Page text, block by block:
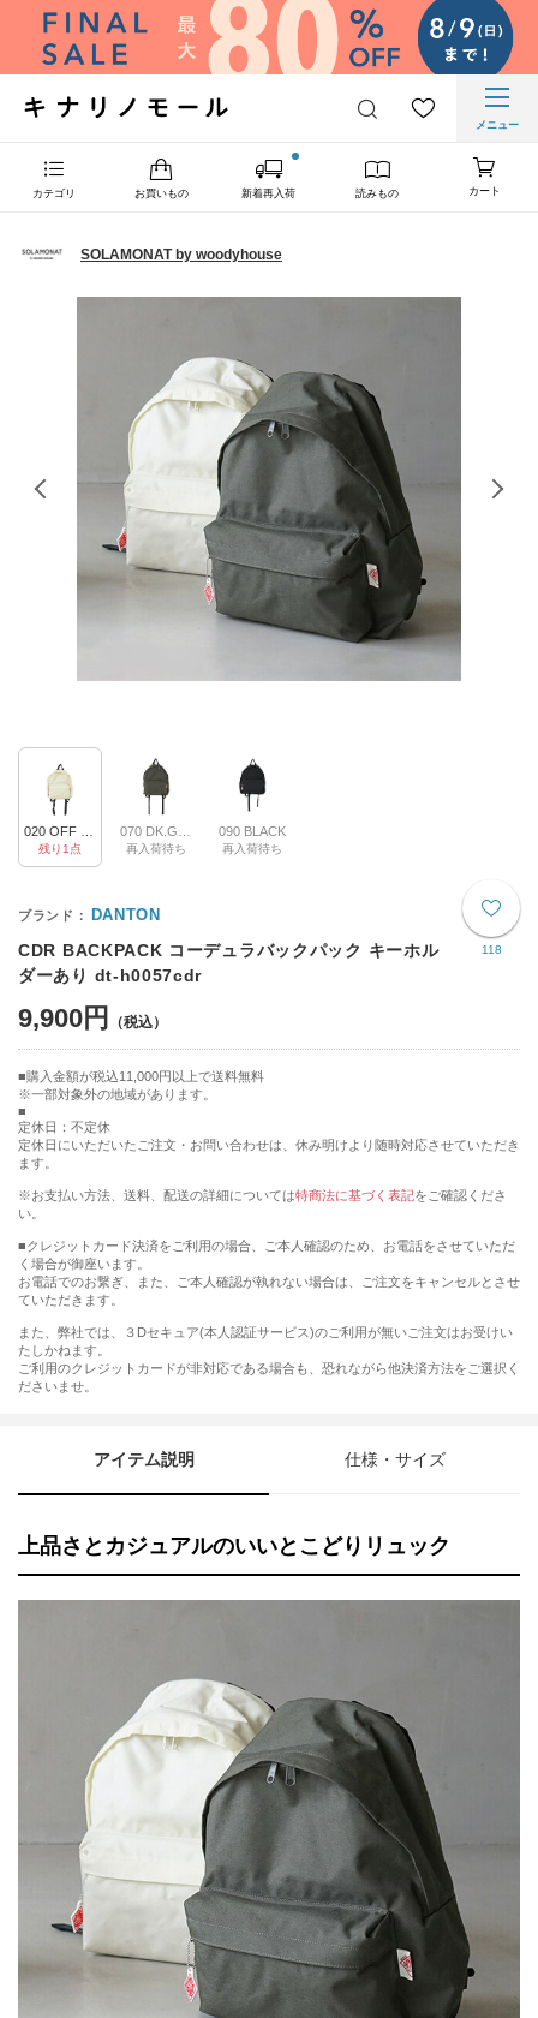
メニュー
カテゴリ お買いもの 新着再入荷 読みもの カート
SOLAMONAT by woodyhouse
残り1点 再入荷待ち
090 BLACK
再入荷待ち
118
DANTON
CDR BACKPACK コーデュラバックパック キーホル
ダーあり dt-h0057cdr
9,900円
購入金額が税込11,000円以上で送料無料
※一部対象外の地域があります。
定休日：不定休
定休日にいただいたご注文・お問い合わせは、休み明けより随時対応させていただき
ます。
※お支払い方法、送料、配送の詳細については特商法に基づく表記をご確認くださ
い。
■クレジットカード決済をご利用の場合、ご本人確認のため、お電話をさせていただ
く場合が御座います。
お電話でのお繋ぎ、また、ご本人確認が執れない場合は、ご注文をキャンセルとさせ
ていただきます。
また、弊社では、３Dセキュア(本人認証サービス)のご利用が無いご注文はお受けい
たしかねます。
ご利用のクレジットカードが非対応である場合も、恐れながら他決済方法をご選択く
ださいませ。
アイテム説明 仕様・サイズ
上品さとカジュアルのいいとこどりリュック